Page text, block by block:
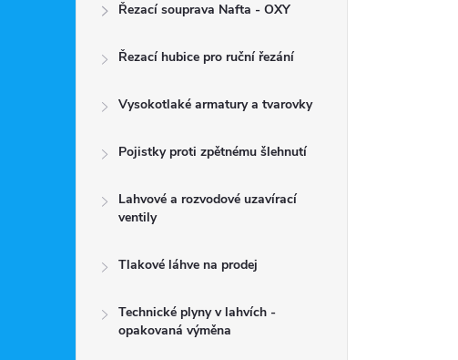
Řezací souprava Nafta - OXY
Řezací hubice pro ruční řezání
Vysokotlaké armatury a tvarovky
Pojistky proti zpětnému šlehnutí
Lahvové a rozvodové uzavírací
ventily
Tlakové láhve na prodej
Technické plyny v lahvích -
opakovaná výměna